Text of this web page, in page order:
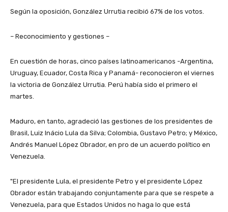
Según la oposición, González Urrutia recibió 67% de los votos.
– Reconocimiento y gestiones –
En cuestión de horas, cinco países latinoamericanos -Argentina,
Uruguay, Ecuador, Costa Rica y Panamá- reconocieron el viernes
la victoria de González Urrutia. Perú había sido el primero el
martes.
Maduro, en tanto, agradeció las gestiones de los presidentes de
Brasil, Luiz Inácio Lula da Silva; Colombia, Gustavo Petro; y México,
Andrés Manuel López Obrador, en pro de un acuerdo político en
Venezuela.
"El presidente Lula, el presidente Petro y el presidente López
Obrador están trabajando conjuntamente para que se respete a
Venezuela, para que Estados Unidos no haga lo que está